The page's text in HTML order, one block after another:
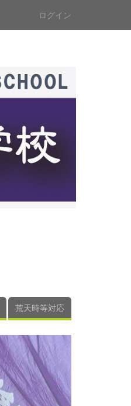
ログイン
荒天時等対応